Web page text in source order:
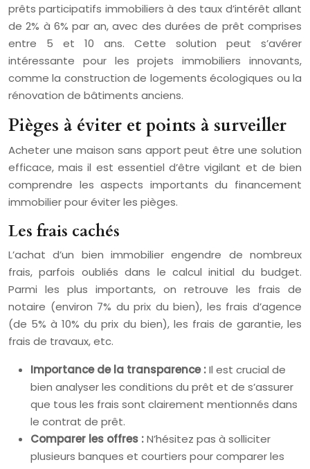
prêts participatifs immobiliers à des taux d’intérêt allant
de 2% à 6% par an, avec des durées de prêt comprises
entre 5 et 10 ans. Cette solution peut s’avérer
intéressante pour les projets immobiliers innovants,
comme la construction de logements écologiques ou la
rénovation de bâtiments anciens.
Pièges à éviter et points à surveiller
Acheter une maison sans apport peut être une solution
efficace, mais il est essentiel d’être vigilant et de bien
comprendre les aspects importants du financement
immobilier pour éviter les pièges.
Les frais cachés
L’achat d’un bien immobilier engendre de nombreux
frais, parfois oubliés dans le calcul initial du budget.
Parmi les plus importants, on retrouve les frais de
notaire (environ 7% du prix du bien), les frais d’agence
(de 5% à 10% du prix du bien), les frais de garantie, les
frais de travaux, etc.
Importance de la transparence :Il est crucial de
bien analyser les conditions du prêt et de s’assurer
que tous les frais sont clairement mentionnés dans
le contrat de prêt.
Comparer les offres :N’hésitez pas à solliciter
plusieurs banques et courtiers pour comparer les